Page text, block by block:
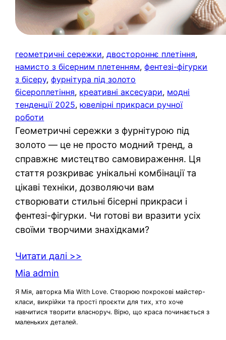
геометричні сережки, двостороннє плетіння
намисто з бісерним плетенням, фентезі-фігурки
з бісеру, фурнітура під золото
бісероплетіння, креативні аксесуари, модні
тенденції 2025, ювелірні прикраси ручної
роботи
Геометричні сережки з фурнітурою під
золото — це не просто модний тренд, а
справжнє мистецтво самовираження. Ця
стаття розкриває унікальні комбінації та
цікаві техніки, дозволяючи вам
створювати стильні бісерні прикраси і
фентезі-фігурки. Чи готові ви вразити усіх
своїми творчими знахідками?
Читати далі >>
Mia admin
Я Мія, авторка Mia With Love. Створюю покрокові майстер-
класи, викрійки та прості проєкти для тих, хто хоче
навчитися творити власноруч. Вірю, що краса починається з
маленьких деталей.